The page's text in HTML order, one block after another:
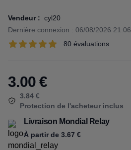
Vendeur : cyl20
Dernière connexion : 06/08/2026 21:06
Évaluations
80 sur 5 étoiles
80 évaluations
Product information
3.00€
3.84 €
Protection de l'acheteur inclus
Livraison Mondial Relay
À partir de 3.67 €